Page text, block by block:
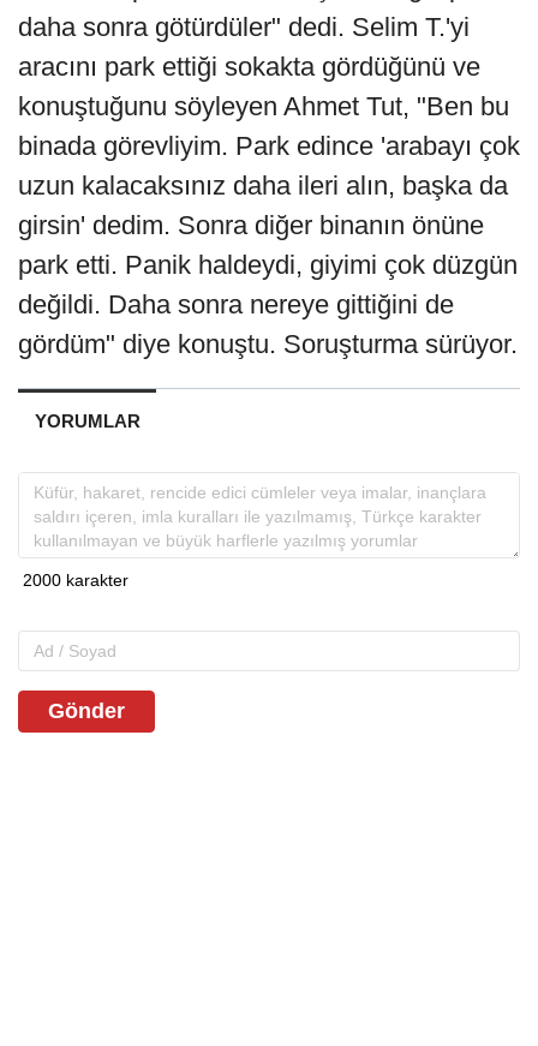
daha sonra götürdüler" dedi. Selim T.'yi
aracını park ettiği sokakta gördüğünü ve
konuştuğunu söyleyen Ahmet Tut, "Ben bu
binada görevliyim. Park edince 'arabayı çok
uzun kalacaksınız daha ileri alın, başka da
girsin' dedim. Sonra diğer binanın önüne
park etti. Panik haldeydi, giyimi çok düzgün
değildi. Daha sonra nereye gittiğini de
gördüm" diye konuştu. Soruşturma sürüyor.
YORUMLAR
Gönder